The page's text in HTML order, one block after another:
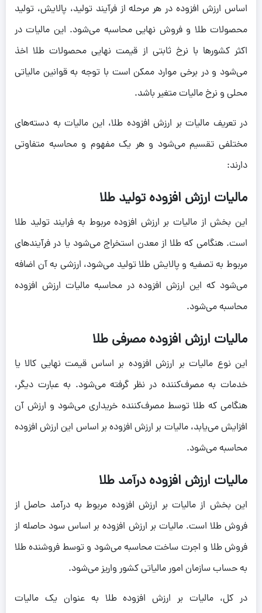
اساس ارزش افزوده در هر مرحله از فرآیند تولید، پالایش، تولید
محصولات طلا و فروش نهایی محاسبه می‌شود. این مالیات در
اکثر کشورها با نرخ ثابتی از قیمت نهایی محصولات طلا اخذ
می‌شود و در برخی موارد ممکن است با توجه به قوانین مالیاتی
محلی و نرخ مالیات متغیر باشد.
در تعریف مالیات بر ارزش افزوده طلا، این مالیات به دسته‌های
مختلفی تقسیم می‌شود و هر یک مفهوم و محاسبه متفاوتی
دارند:
مالیات ارزش افزوده تولید طلا
این بخش از مالیات بر ارزش افزوده مربوط به فرایند تولید طلا
است. هنگامی که طلا از معدن استخراج می‌شود یا در فرآیندهای
مربوط به تصفیه و پالایش طلا تولید می‌شود، ارزشی به آن اضافه
می‌شود که این ارزش افزوده در محاسبه مالیات ارزش افزوده
محاسبه می‌شود.
مالیات ارزش افزوده مصرفی طلا
این نوع مالیات بر ارزش افزوده بر اساس قیمت نهایی کالا یا
خدمات به مصرف‌کننده در نظر گرفته می‌شود. به عبارت دیگر،
هنگامی که طلا توسط مصرف‌کننده خریداری می‌شود و ارزش آن
افزایش می‌یابد، مالیات بر ارزش افزوده بر اساس این ارزش افزوده
محاسبه می‌شود.
مالیات ارزش افزوده درآمد طلا
این بخش از مالیات بر ارزش افزوده مربوط به درآمد حاصل از
فروش طلا است. مالیات بر ارزش افزوده بر اساس سود حاصله از
فروش طلا و اجرت ساخت محاسبه می‌شود و توسط فروشنده طلا
به حساب سازمان امور مالیاتی کشور واریز می‌شود.
در کل، مالیات بر ارزش افزوده طلا به عنوان یک مالیات